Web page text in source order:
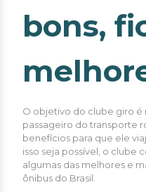
bons,
O objetivo do clube giro
passageiro do transporte
benefícios para que ele
isso seja possível, o clube
algumas das melhores e
ônibus do Brasil.